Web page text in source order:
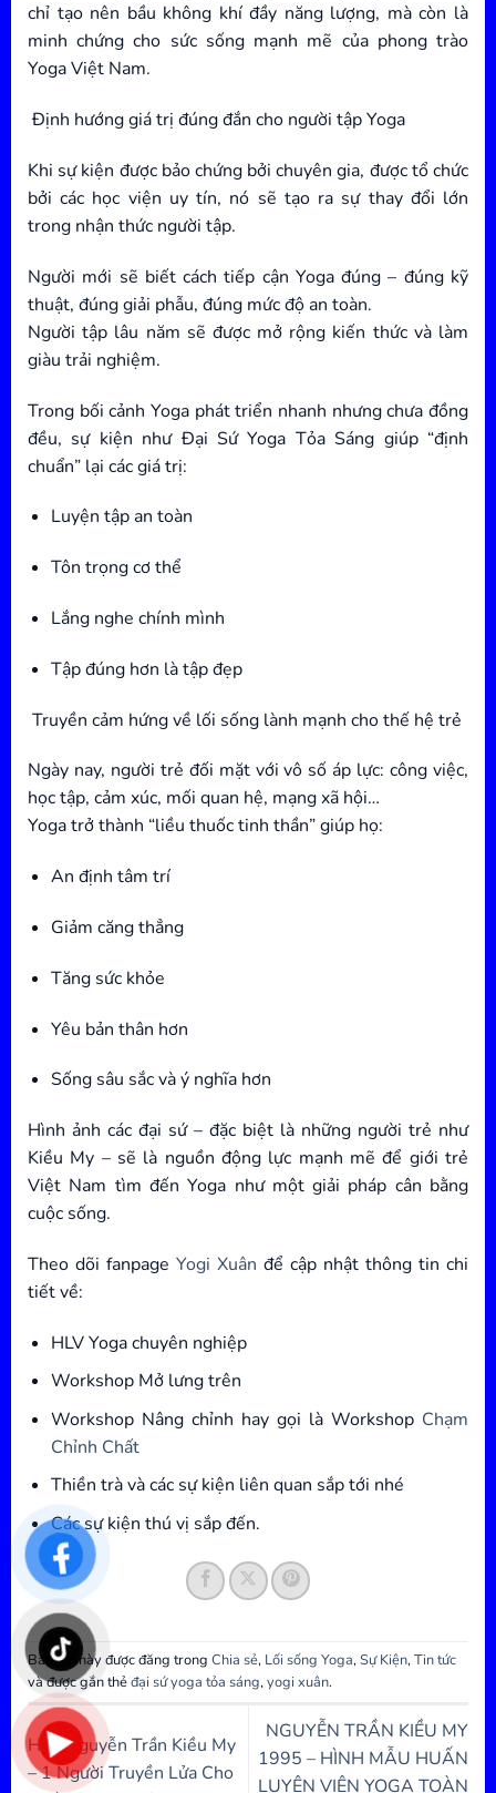
chỉ tạo nên bầu không khí đầy năng lượng, mà còn là
minh chứng cho sức sống mạnh mẽ của phong trào
Yoga Việt Nam.
Định hướng giá trị đúng đắn cho người tập Yoga
Khi sự kiện được bảo chứng bởi chuyên gia, được tổ chức
bởi các học viện uy tín, nó sẽ tạo ra sự thay đổi lớn
trong nhận thức người tập.
Người mới sẽ biết cách tiếp cận Yoga đúng – đúng kỹ
thuật, đúng giải phẫu, đúng mức độ an toàn.
Người tập lâu năm sẽ được mở rộng kiến thức và làm
giàu trải nghiệm.
Trong bối cảnh Yoga phát triển nhanh nhưng chưa đồng
đều, sự kiện như Đại Sứ Yoga Tỏa Sáng giúp “định
chuẩn” lại các giá trị:
Luyện tập an toàn
Tôn trọng cơ thể
Lắng nghe chính mình
Tập đúng hơn là tập đẹp
Truyền cảm hứng về lối sống lành mạnh cho thế hệ trẻ
Ngày nay, người trẻ đối mặt với vô số áp lực: công việc,
học tập, cảm xúc, mối quan hệ, mạng xã hội…
Yoga trở thành “liều thuốc tinh thần” giúp họ:
An định tâm trí
Giảm căng thẳng
Tăng sức khỏe
Yêu bản thân hơn
Sống sâu sắc và ý nghĩa hơn
Hình ảnh các đại sứ – đặc biệt là những người trẻ như
Kiều My – sẽ là nguồn động lực mạnh mẽ để giới trẻ
Việt Nam tìm đến Yoga như một giải pháp cân bằng
cuộc sống.
Theo dõi fanpage Yogi Xuân để cập nhật thông tin chi
tiết về:
HLV Yoga chuyên nghiệp
Workshop Mở lưng trên
Workshop Nâng chỉnh hay gọi là Workshop Chạm
Chỉnh Chất
Thiền trà và các sự kiện liên quan sắp tới nhé
Các sự kiện thú vị sắp đến.
Bài viết này được đăng trong Chia sẻ, Lối sống Yoga,Sự Kiện,Tin tức
và được gắn thẻđại sứ yoga tỏa sáng,yogi xuân.
HLV Nguyễn Trần Kiều My
– 1 Người Truyền Lửa Cho
NGUYỄN TRẦN KIỀU MY
1995 – HÌNH MẪU HUẤN
LUYỆN VIÊN YOGA TOÀN